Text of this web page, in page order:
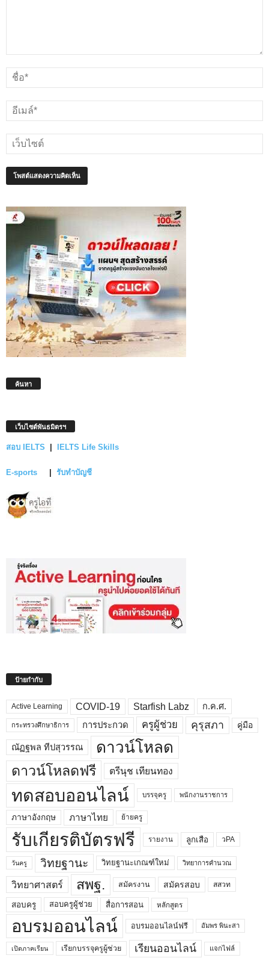
ค้นหา
เว็บไซต์พันธมิตรฯ
สอบ IELTS IELTS Life Skills
E-sports รับทำบัญชี
ป้ายกำกับ
Active Learning COVID-19 Starfish Labz ก.ค.ศ.
กระทรวงศึกษาธิการ การประกวด ครูผู้ช่วย คุรุสภา คู่มือ
ณัฏฐพล ทีปสุวรรณ ดาวน์โหลด
ดาวน์โหลดฟรี ตรีนุช เทียนทอง
ทดสอบออนไลน์ บรรจุครู พนักงานราชการ
ภาษาอังกฤษ ภาษาไทย ย้ายครู
รับเกียรติบัตรฟรี รายงาน ลูกเสือ วPA
วันครู วิทยฐานะ วิทยฐานะเกณฑ์ใหม่ วิทยาการคำนวณ
วิทยาศาสตร์ สพฐ. สมัครงาน สมัครสอบ สสวท
สอบครู สอบครูผู้ช่วย สื่อการสอน หลักสูตร
อบรมออนไลน์ อบรมออนไลน์ฟรี อัมพร พินะสา
เปิดภาคเรียน เรียกบรรจุครูผู้ช่วย เรียนออนไลน์ แจกไฟล์